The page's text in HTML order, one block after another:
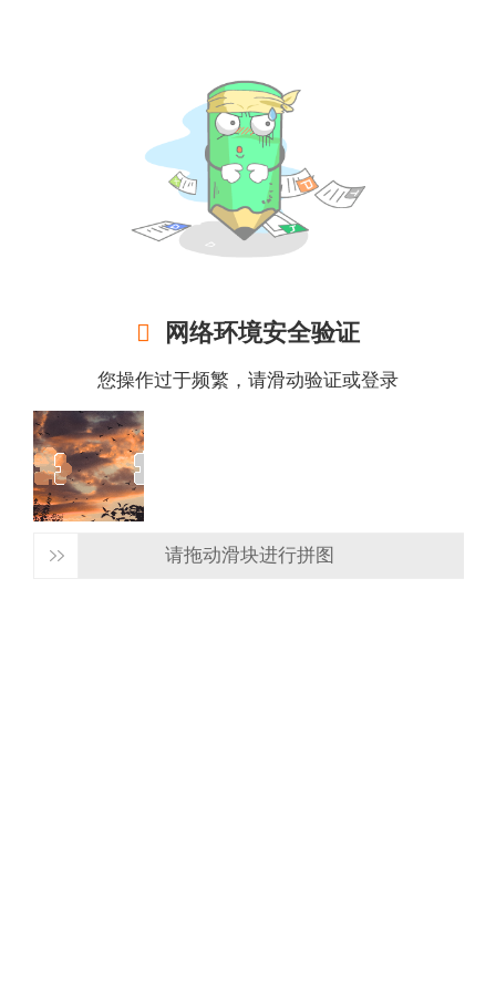
 网络环境安全验证
您操作过于频繁，请滑动验证或登录
请拖动滑块进行拼图